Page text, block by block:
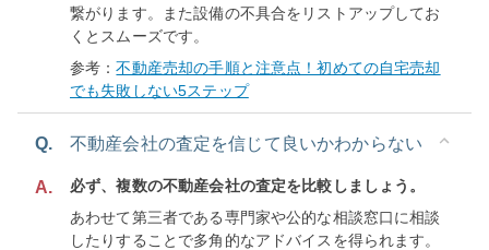
繋がります。また設備の不具合をリストアップしてお
くとスムーズです。
参考：不動産売却の手順と注意点！初めての自宅売却
でも失敗しない5ステップ
Q. 不動産会社の査定を信じて良いかわからない
A.
必ず、複数の不動産会社の査定を比較しましょう。
あわせて第三者である専門家や公的な相談窓口に相談
したりすることで多角的なアドバイスを得られます。